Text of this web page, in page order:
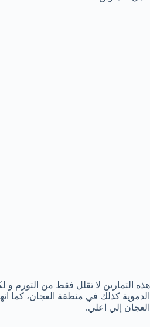
هذه التمارين لا تقلل فقط من التورم
الدموية كذلك في منطقة العجان، كما
العجان إلي اعلي.